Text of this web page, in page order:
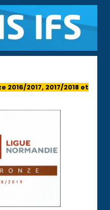
2017, 2017/2018 et